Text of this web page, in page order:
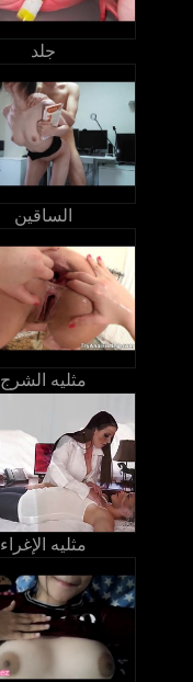
جلد
الساقين
مثليه الشرج
مثليه الإغراء